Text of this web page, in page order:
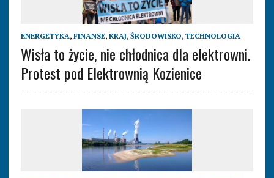
ENERGETYKA, FINANSE, KRAJ, ŚRODOWISKO, TECHNOLOGIA
Wisła to życie, nie chłodnica dla elektrowni.
Protest pod Elektrownią Kozienice